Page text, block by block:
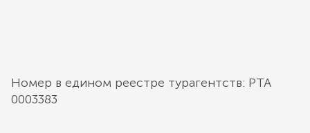
Номер в едином реестре турагентств: РТА
0003383